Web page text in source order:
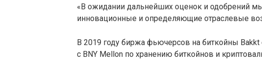
«В ожидании дальнейших оценок и одобрений
инновационные и определяющие отраслевые
В 2019 году биржа фьючерсов на биткойны Bakkt
с BNY Mellon по хранению биткойнов и